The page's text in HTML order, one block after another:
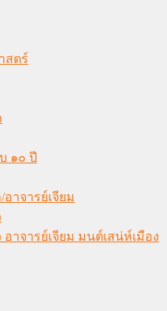
สตร์
๑๐ ปี
าจารย์เจียม
าจารย์เจียม มนต์เสน่ห์เมือง